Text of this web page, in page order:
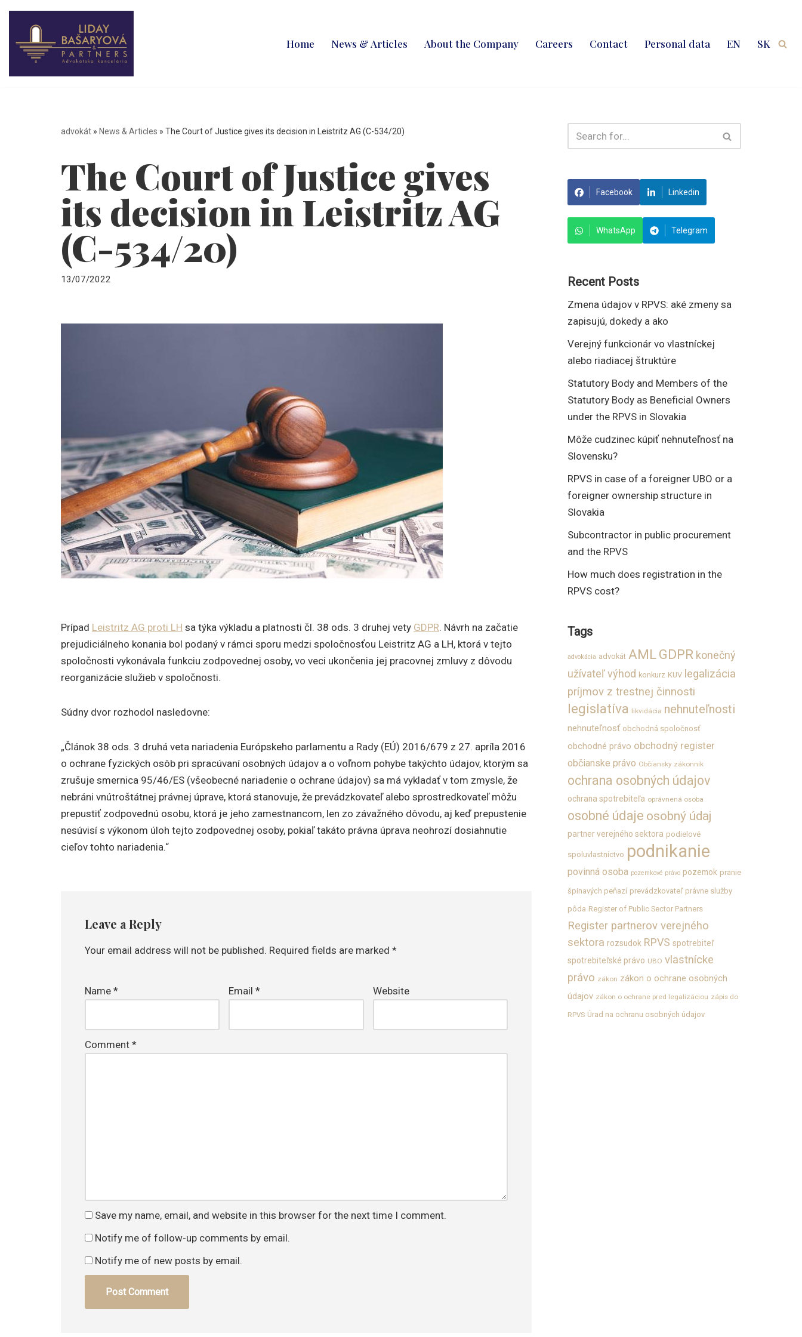
Home News & Articles About the Company Careers Contact Personal data EN SK
advokát » News & Articles » The Court of Justice gives its decision in Leistritz AG (C-534/20)
The Court of Justice gives
its decision in Leistritz AG
(C-534/20)
13/07/2022
Prípad Leistritz AG proti LH sa týka výkladu a platnosti čl. 38 ods. 3 druhej vety GDPR. Návrh na začatie
prejudiciálneho konania bol podaný v rámci sporu medzi spoločnosťou Leistritz AG a LH, ktorá v tejto
spoločnosti vykonávala funkciu zodpovednej osoby, vo veci ukončenia jej pracovnej zmluvy z dôvodu
reorganizácie služieb v spoločnosti.
Súdny dvor rozhodol nasledovne:
„Článok 38 ods. 3 druhá veta nariadenia Európskeho parlamentu a Rady (EÚ) 2016/679 z 27. apríla 2016
o ochrane fyzických osôb pri spracúvaní osobných údajov a o voľnom pohybe takýchto údajov, ktorým sa
zrušuje smernica 95/46/ES (všeobecné nariadenie o ochrane údajov) sa má vykladať v tom zmysle, že
nebráni vnútroštátnej právnej úprave, ktorá stanovuje, že prevádzkovateľ alebo sprostredkovateľ môžu
prepustiť zodpovednú osobu, ktorá je jeho zamestnancom, len zo závažného dôvodu, aj keď prepustenie
nesúvisí s výkonom úloh tejto zodpovednej osoby, pokiaľ takáto právna úprava neohrozí dosiahnutie
cieľov tohto nariadenia.“
Leave a Reply
Your email address will not be published. Required fields are marked *
Name * Email* Website
Comment *
Save my name, email, and website in this browser for the next time I comment.
Notify me of follow-up comments by email.
Notify me of new posts by email.
Facebook Linkedin
WhatsApp Telegram
Recent Posts
Zmena údajov v RPVS: aké zmeny sa
zapisujú, dokedy a ako
Verejný funkcionár vo vlastníckej
alebo riadiacej štruktúre
Statutory Body and Members of the
Statutory Body as Beneficial Owners
under the RPVS in Slovakia
Môže cudzinec kúpiť nehnuteľnosť na
Slovensku?
RPVS in case of a foreigner UBO or a
foreigner ownership structure in
Slovakia
Subcontractor in public procurement
and the RPVS
How much does registration in the
RPVS cost?
Tags
advokácia advokát AML GDPR konečný
užívateľ výhod konkurz KUV legalizácia
príjmov z trestnej činnosti
legislatíva likvidácia nehnuteľnosti
nehnuteľnosť obchodná spoločnosť
obchodné právo obchodný register
občianske právo Občiansky zákonník
ochrana osobných údajov
ochrana spotrebiteľa oprávnená osoba
osobné údaje osobný údaj
partner verejného sektora podielové
spoluvlastníctvo podnikanie
povinná osoba pozemkové právo pozemok pranie
špinavých peňazí prevádzkovateľ právne služby
pôda Register of Public Sector Partners
Register partnerov verejného
sektora rozsudok RPVS spotrebiteľ
spotrebiteľské právo UBO vlastnícke
právo zákon zákon o ochrane osobných
údajov zákon o ochrane pred legalizáciou zápis do
RPVS Úrad na ochranu osobných údajov